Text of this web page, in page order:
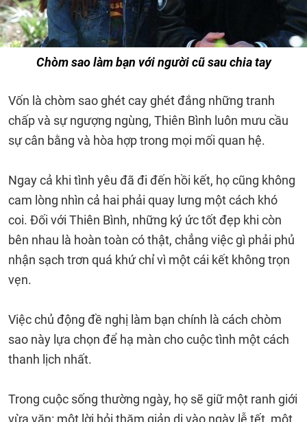
Chòm sao làm bạn với người cũ sau chia tay
Vốn là chòm sao ghét cay ghét đắng những tranh
chấp và sự ngượng ngùng, Thiên Bình luôn mưu cầu
sự cân bằng và hòa hợp trong mọi mối quan hệ.
Ngay cả khi tình yêu đã đi đến hồi kết, họ cũng không
cam lòng nhìn cả hai phải quay lưng một cách khó
coi. Đối với Thiên Bình, những ký ức tốt đẹp khi còn
bên nhau là hoàn toàn có thật, chẳng việc gì phải phủ
nhận sạch trơn quá khứ chỉ vì một cái kết không trọn
vẹn.
Việc chủ động đề nghị làm bạn chính là cách chòm
sao này lựa chọn để hạ màn cho cuộc tình một cách
thanh lịch nhất.
Trong cuộc sống thường ngày, họ sẽ giữ một ranh giới
vừa vặn: một lời hỏi thăm giản dị vào ngày lễ tết, một